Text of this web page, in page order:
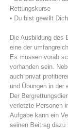
Rettungskurse
• Du bist gewillt
Die Ausbildung des
eine der
Es müssen vorab
vorhanden sein.
auch privat
und Übungen in der
Der
verletzte Personen
Aufgabe kann ein
seinen Beitrag